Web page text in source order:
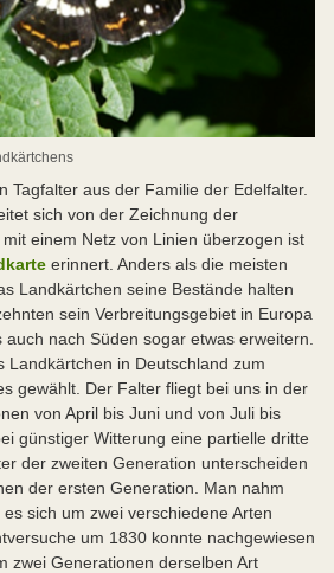
Tagfalter aus der Familie der Edelfalter.
sich von der Zeichnung der
einem Netz von Linien überzogen ist
erinnert. Anders als die meisten
Landkärtchen seine Bestände halten
sein Verbreitungsgebiet in Europa
nach Süden sogar etwas erweitern.
Landkärtchen in Deutschland zum
gewählt. Der Falter fliegt bei uns in der
von April bis Juni und von Juli bis
günstiger Witterung eine partielle dritte
der zweiten Generation unterscheiden
der ersten Generation. Man nahm
sich um zwei verschiedene Arten
um 1830 konnte nachgewiesen
zwei Generationen derselben Art